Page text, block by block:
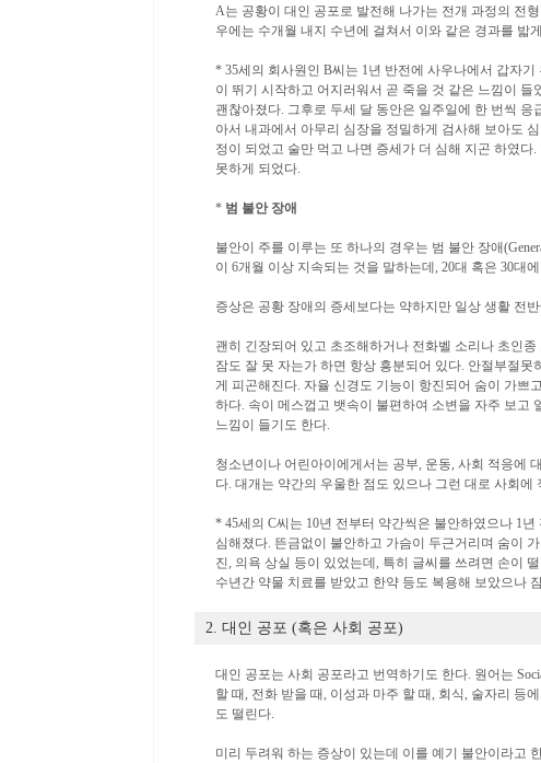
A는 공황이 대인 공포로 발전해 나가는 전개 과정의 전
우에는 수개월 내지 수년에 걸쳐서 이와 같은 경과를 밟
* 35세의 회사원인 B씨는 1년 반전에 사우나에서 갑자
이 뛰기 시작하고 어지러워서 곧 죽을 것 같은 느낌이 들
괜찮아졌다. 그후로 두세 달 동안은 일주일에 한 번씩
아서 내과에서 아무리 심장을 정밀하게 검사해 보아도
정이 되었고 술만 먹고 나면 증세가 더 심해 지곤 하였
못하게 되었다.
* 범 불안 장애
불안이 주를 이루는 또 하나의 경우는 범 불안 장애
이 6개월 이상 지속되는 것을 말하는데, 20대 혹은 30대
증상은 공황 장애의 증세보다는 약하지만 일상 생활 전
괜히 긴장되어 있고 초조해하거나 전화벨 소리나 초인
잠도 잘 못 자는가 하면 항상 흥분되어 있다. 안절부절
게 피곤해진다. 자율 신경도 기능이 항진되어 숨이 가쁘
하다. 속이 메스껍고 뱃속이 불편하여 소변을 자주 보고
느낌이 들기도 한다.
청소년이나 어린아이에게서는 공부, 운동, 사회 적응에
다. 대개는 약간의 우울한 점도 있으나 그런 대로 사회에
* 45세의 C씨는 10년 전부터 약간씩은 불안하였으나 1
심해졌다. 뜬금없이 불안하고 가슴이 두근거리며 숨이
진, 의욕 상실 등이 있었는데, 특히 글씨를 쓰려면 손이
수년간 약물 치료를 받았고 한약 등도 복용해 보았으나
2. 대인 공포 (혹은 사회 공포)
대인 공포는 사회 공포라고 번역하기도 한다. 원어는
할 때, 전화 받을 때, 이성과 마주 할 때, 회식, 술자리 등
도 떨린다.
미리 두려워 하는 증상이 있는데 이를 예기 불안이라고